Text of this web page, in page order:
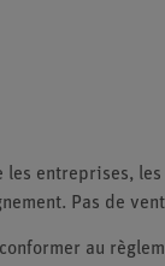
les entreprises,
Pas de
au